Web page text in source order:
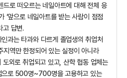
드로 떠오르는 네일아트에 대해 전체 응
‘앞으로 네일아트를 받는 사람이 점점
고 답변.
과는 타과와 다르게 졸업생의 취업처
지역만 한정되어 있는 실정이 아니라
외로 취업되고 있고, 산학 협동 업체는
으로 500명~700명을 고용하고 있는